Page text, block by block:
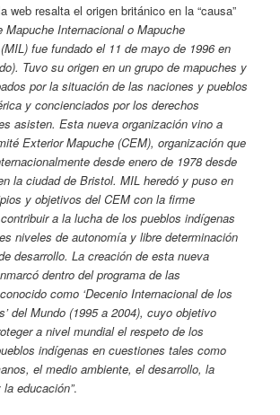
web resalta el origen británico en la “causa”
Mapuche Internacional o Mapuche
fue fundado el 11 de mayo de 1996 en
Tuvo su origen en un grupo de mapuches y
por la situación de las naciones y pueblos
y concienciados por los derechos
asisten. Esta nueva organización vino a
Exterior Mapuche (CEM), organización que
desde enero de 1978 desde
la ciudad de Bristol. MIL heredó y puso en
y objetivos del CEM con la firme
a la lucha de los pueblos indígenas
niveles de autonomía y libre determinación
desarrollo. La creación de esta nueva
dentro del programa de las
como ‘Decenio Internacional de los
del Mundo (1995 a 2004), cuyo objetivo
a nivel mundial el respeto de los
indígenas en cuestiones tales como
el medio ambiente, el desarrollo, la
educación”.